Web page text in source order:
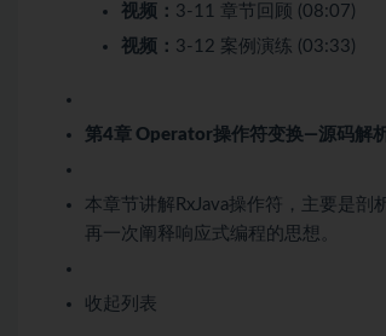
视频： 3-11 章节回顾 (08:07)
视频： 3-12 案例演练 (03:33)
第4章 Operator操作符变换—源码解
本章节讲解RxJava操作符，主要是
再一次阐释响应式编程的思想。
收起列表